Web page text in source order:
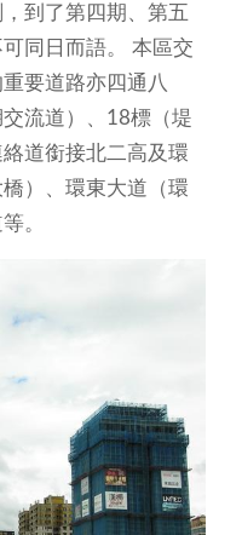
到了第四期、第五
同日而語。 本區交
要道路亦四通八
流道）、18標（堤
道銜接北二高及環
）、環東大道（環
。